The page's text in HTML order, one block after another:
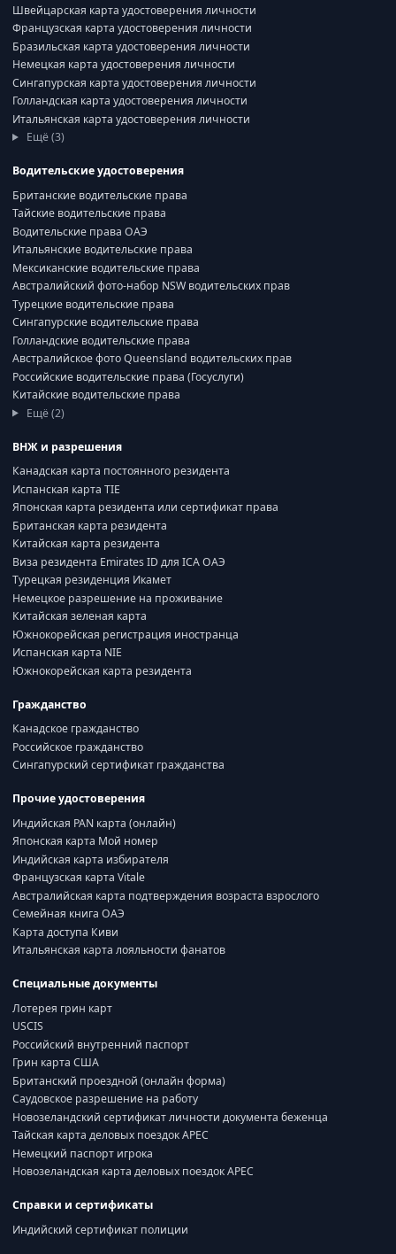
Швейцарская карта удостоверения личности
Французская карта удостоверения личности
Бразильская карта удостоверения личности
Немецкая карта удостоверения личности
Сингапурская карта удостоверения личности
Голландская карта удостоверения личности
Итальянская карта удостоверения личности
Ещё (3)
Водительские удостоверения
Британские водительские права
Тайские водительские права
Водительские права ОАЭ
Итальянские водительские права
Мексиканские водительские права
Австралийский фото-набор NSW водительских прав
Турецкие водительские права
Сингапурские водительские права
Голландские водительские права
Австралийское фото Queensland водительских прав
Российские водительские права (Госуслуги)
Китайские водительские права
Ещё (2)
ВНЖ и разрешения
Канадская карта постоянного резидента
Испанская карта TIE
Японская карта резидента или сертификат права
Британская карта резидента
Китайская карта резидента
Виза резидента Emirates ID для ICA ОАЭ
Турецкая резиденция Икамет
Немецкое разрешение на проживание
Китайская зеленая карта
Южнокорейская регистрация иностранца
Испанская карта NIE
Южнокорейская карта резидента
Гражданство
Канадское гражданство
Российское гражданство
Сингапурский сертификат гражданства
Прочие удостоверения
Индийская PAN карта (онлайн)
Японская карта Мой номер
Индийская карта избирателя
Французская карта Vitale
Австралийская карта подтверждения возраста взрослого
Семейная книга ОАЭ
Карта доступа Киви
Итальянская карта лояльности фанатов
Специальные документы
Лотерея грин карт
USCIS
Российский внутренний паспорт
Грин карта США
Британский проездной (онлайн форма)
Саудовское разрешение на работу
Новозеландский сертификат личности документа беженца
Тайская карта деловых поездок APEC
Немецкий паспорт игрока
Новозеландская карта деловых поездок APEC
Справки и сертификаты
Индийский сертификат полиции